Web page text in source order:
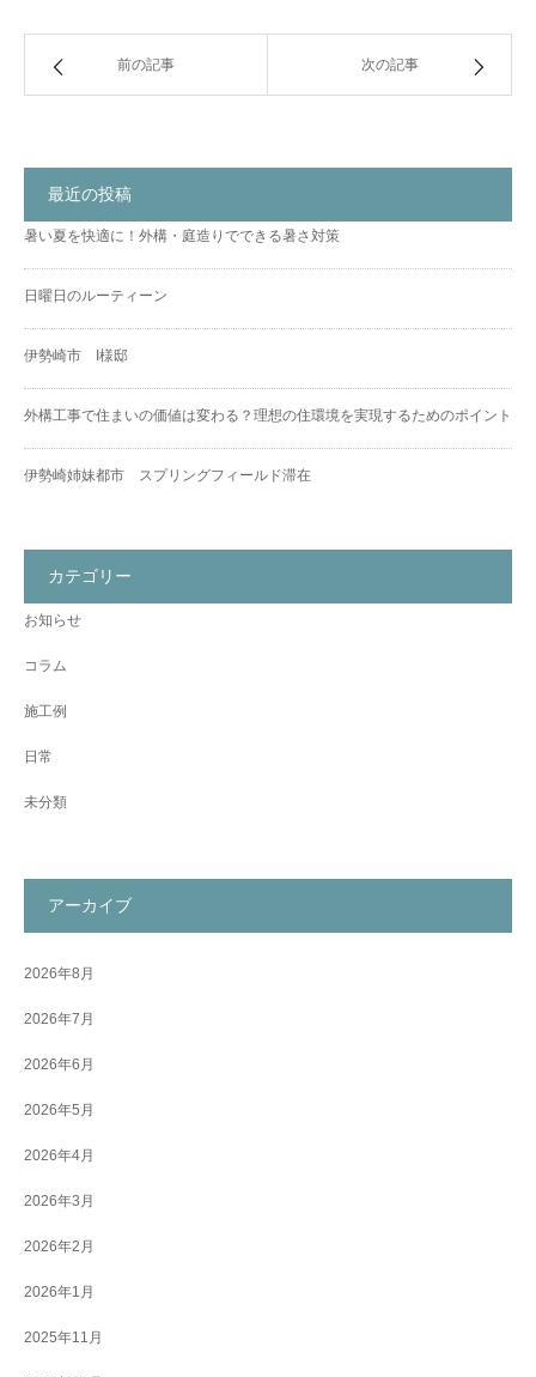
前の記事 次の記事
最近の投稿
暑い夏を快適に！外構・庭造りでできる暑さ対策
日曜日のルーティーン
伊勢崎市 I様邸
外構工事で住まいの価値は変わる？理想の住環境を実現するためのポイント
伊勢崎姉妹都市 スプリングフィールド滞在
カテゴリー
お知らせ
コラム
施工例
日常
未分類
アーカイブ
2026年8月
2026年7月
2026年6月
2026年5月
2026年4月
2026年3月
2026年2月
2026年1月
2025年11月